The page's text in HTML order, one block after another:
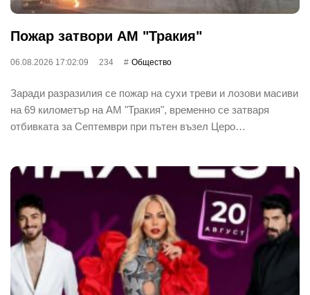
Пожар затвори АМ "Тракия"
06.08.2026 17:02:09 234 Общество
Заради разразилия се пожар на сухи треви и лозови масиви
на 69 километър на АМ "Тракия", временно се затваря
отбивката за Септември при пътен възел Церо…